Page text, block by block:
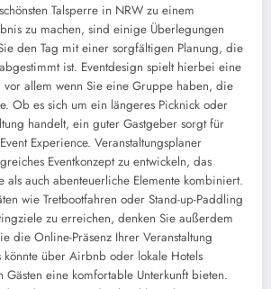
Talsperre in NRW zu einem
zu machen, sind einige Überlegungen
den Tag mit einer sorgfältigen Planung, die
ist. Eventdesign spielt hierbei eine
vor allem wenn Sie eine Gruppe haben, die
Ob es sich um ein längeres Picknick oder
handelt, ein guter Gastgeber sorgt für
Experience. Veranstaltungsplaner
Eventkonzept zu entwickeln, das
als auch abenteuerliche Elemente kombiniert.
wie Tretbootfahren oder Stand-up-Paddling
zu erreichen, denken Sie außerdem
die Online-Präsenz Ihrer Veranstaltung
könnte über Airbnb oder lokale Hotels
Gästen eine komfortable Unterkunft bieten.